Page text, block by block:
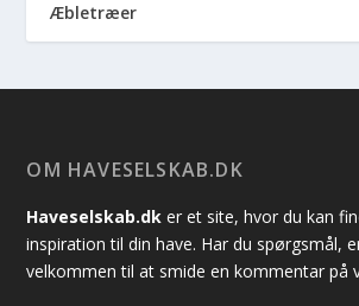
Æbletræer
OM HAVESELSKAB.DK
Haveselskab.dk er et site, hvor du kan
inspiration til din have. Har du spørgsmål,
velkommen til at smide en kommentar på